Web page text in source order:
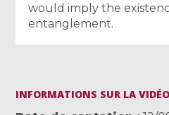
would imply the
entanglement.
INFORMATIONS SUR LA VIDÉO